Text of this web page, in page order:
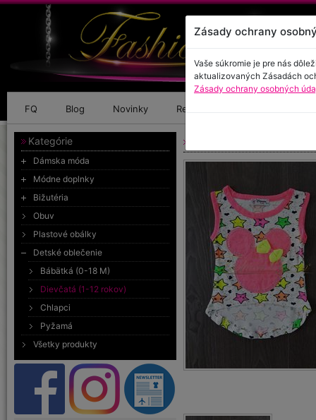
FQ Blog Novinky Referencie
Kategórie
Dámska móda
Módne doplnky
Bižutéria
Obuv
Plastové obálky
Detské oblečenie
Bábätká (0-18 M)
Dievčatá (1-12 rokov)
Chlapci
Pyžamá
Všetky produkty
Zásady ochrany
Vaše súkromie je pre nás
aktualizovaných Zásadách
Zásady ochrany osobných